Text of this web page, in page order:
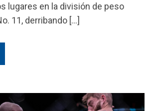
lugares en la división de peso
11, derribando […]